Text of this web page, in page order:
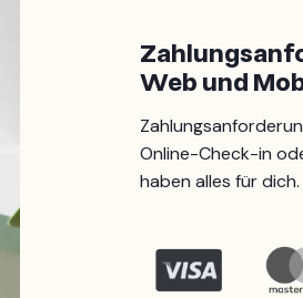
Web und
Online-Check-in
haben alles für dich.